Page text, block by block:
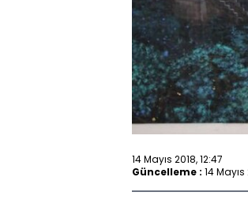
14 Mayıs 2018, 12:47
Güncelleme : 14 Mayıs